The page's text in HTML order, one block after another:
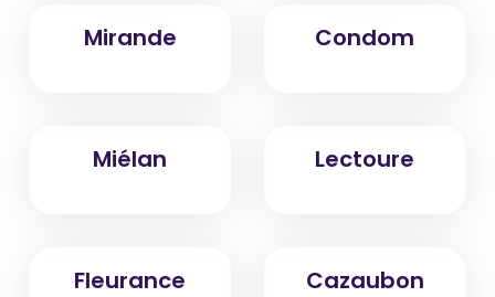
Mirande Condom
Miélan Lectoure
Fleurance Cazaubon